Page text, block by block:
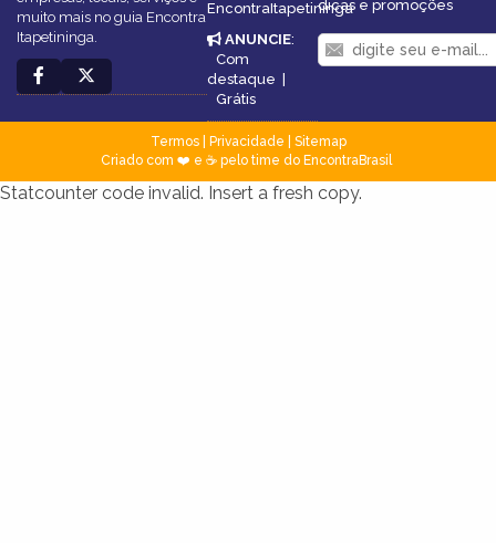
muito mais no guia Encontra
Itapetininga.
EncontraItapetininga
ANUNCIE:
Com
destaque |
Grátis
dicas e promoções
Termos| Privacidade
Sitemap
Criado com ❤️ e ☕ pelo time do EncontraBrasil
Statcounter code invalid. Insert a fresh copy.